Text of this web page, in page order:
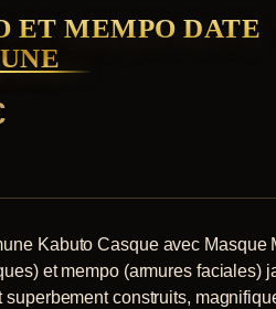
ET MEMPO DATE
Kabuto Casque avec Masque
et mempo (armures faciales)
superbement construits,